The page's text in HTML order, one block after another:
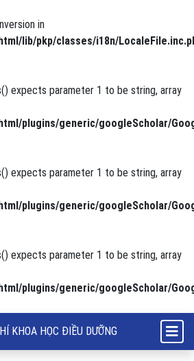
in
lib/pkp/classes/i18n/
expects parameter 1 to be string, array
plugins/generic/googleScholar/
expects parameter 1 to be string, array
plugins/generic/googleScholar/
expects parameter 1 to be string, array
plugins/generic/googleScholar/
tố liên quan đến kiến thức, thái độ về
KHOA HỌC ĐIỀU DƯỠNG